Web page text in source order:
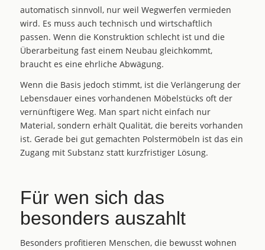
automatisch sinnvoll, nur weil Wegwerfen vermieden
wird. Es muss auch technisch und wirtschaftlich
passen. Wenn die Konstruktion schlecht ist und die
Überarbeitung fast einem Neubau gleichkommt,
braucht es eine ehrliche Abwägung.
Wenn die Basis jedoch stimmt, ist die Verlängerung der
Lebensdauer eines vorhandenen Möbelstücks oft der
vernünftigere Weg. Man spart nicht einfach nur
Material, sondern erhält Qualität, die bereits vorhanden
ist. Gerade bei gut gemachten Polstermöbeln ist das ein
Zugang mit Substanz statt kurzfristiger Lösung.
Für wen sich das
besonders auszahlt
Besonders profitieren Menschen, die bewusst wohnen